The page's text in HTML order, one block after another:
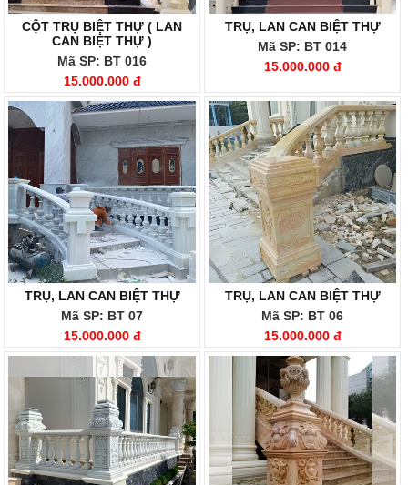
CỘT TRỤ BIỆT THỰ ( LAN
CAN BIỆT THỰ )
Mã SP: BT 016
15.000.000 đ
TRỤ, LAN CAN BIỆT THỰ
Mã SP: BT 014
15.000.000 đ
TRỤ, LAN CAN BIỆT THỰ
Mã SP: BT 07
15.000.000 đ
TRỤ, LAN CAN BIỆT THỰ
Mã SP: BT 06
15.000.000 đ